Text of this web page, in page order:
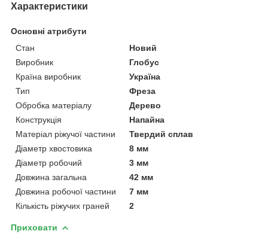
Характеристики
Основні атрибути
Стан
Новий
Виробник
Глобус
Країна виробник
Україна
Тип
Фреза
Обробка матеріалу
Дерево
Конструкція
Напайна
Матеріал ріжучої частини
Твердий сплав
Діаметр хвостовика
8 мм
Діаметр робочий
3 мм
Довжина загальна
42 мм
Довжина робочої частини
7 мм
Кількість ріжучих граней
2
Приховати